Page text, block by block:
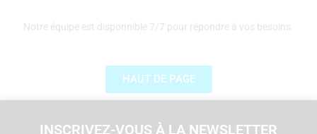
Notre équipe est disponnible 7/7 pour répondre à vos besoins.
HAUT DE PAGE
INSCRIVEZ-VOUS À LA NEWSLETTER